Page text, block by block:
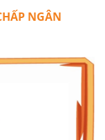
NGÂN